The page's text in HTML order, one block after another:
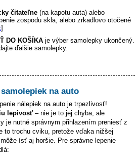
čitateľne (na kapotu auta) alebo
zospodu skla, alebo zrkadlovo otočené
]
DO KOŠÍKA je výber samolepky ukončený.
ďalšie samolepky.
na auto
nálepiek na auto je trpezlivosť!
lepivosť– nie je to jej chyba, ale
je nutné správnym přihlazením preniesť z
to trochu cviku, pretože vďaka nižšej
ísť aj horšie. Pre správne lepenie